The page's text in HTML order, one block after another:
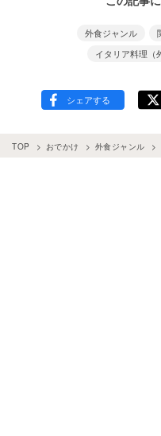
外食ジャンル
イタリア料理（
TOP おでかけ 外食ジャンル